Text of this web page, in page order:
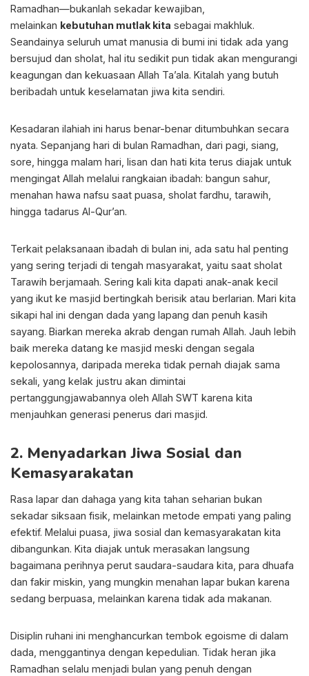
Ramadhan—bukanlah sekadar kewajiban,
melainkan kebutuhan mutlak kita sebagai makhluk.
Seandainya seluruh umat manusia di bumi ini tidak ada yang
bersujud dan sholat, hal itu sedikit pun tidak akan mengurangi
keagungan dan kekuasaan Allah Ta’ala. Kitalah yang butuh
beribadah untuk keselamatan jiwa kita sendiri.
Kesadaran ilahiah ini harus benar-benar ditumbuhkan secara
nyata. Sepanjang hari di bulan Ramadhan, dari pagi, siang,
sore, hingga malam hari, lisan dan hati kita terus diajak untuk
mengingat Allah melalui rangkaian ibadah: bangun sahur,
menahan hawa nafsu saat puasa, sholat fardhu, tarawih,
hingga tadarus Al-Qur’an.
Terkait pelaksanaan ibadah di bulan ini, ada satu hal penting
yang sering terjadi di tengah masyarakat, yaitu saat sholat
Tarawih berjamaah. Sering kali kita dapati anak-anak kecil
yang ikut ke masjid bertingkah berisik atau berlarian. Mari kita
sikapi hal ini dengan dada yang lapang dan penuh kasih
sayang. Biarkan mereka akrab dengan rumah Allah. Jauh lebih
baik mereka datang ke masjid meski dengan segala
kepolosannya, daripada mereka tidak pernah diajak sama
sekali, yang kelak justru akan dimintai
pertanggungjawabannya oleh Allah SWT karena kita
menjauhkan generasi penerus dari masjid.
2. Menyadarkan Jiwa Sosial dan
Kemasyarakatan
Rasa lapar dan dahaga yang kita tahan seharian bukan
sekadar siksaan fisik, melainkan metode empati yang paling
efektif. Melalui puasa, jiwa sosial dan kemasyarakatan kita
dibangunkan. Kita diajak untuk merasakan langsung
bagaimana perihnya perut saudara-saudara kita, para dhuafa
dan fakir miskin, yang mungkin menahan lapar bukan karena
sedang berpuasa, melainkan karena tidak ada makanan.
Disiplin ruhani ini menghancurkan tembok egoisme di dalam
dada, menggantinya dengan kepedulian. Tidak heran jika
Ramadhan selalu menjadi bulan yang penuh dengan